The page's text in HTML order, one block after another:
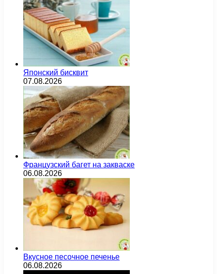
Японский бисквит
07.08.2026
Французский багет на закваске
06.08.2026
Вкусное песочное печенье
06.08.2026